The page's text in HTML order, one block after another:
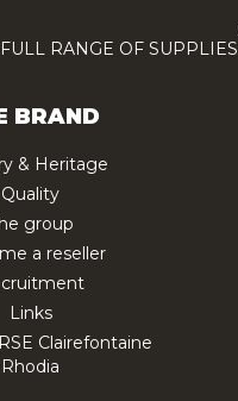
FULL RANGE OF
BRAND
& Heritage
Quality
group
a reseller
Links
Clairefontaine
Rhodia